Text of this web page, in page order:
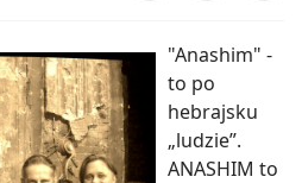
"Anashim" -
to po
hebrajsku
„ludzie”.
ANASHIM to